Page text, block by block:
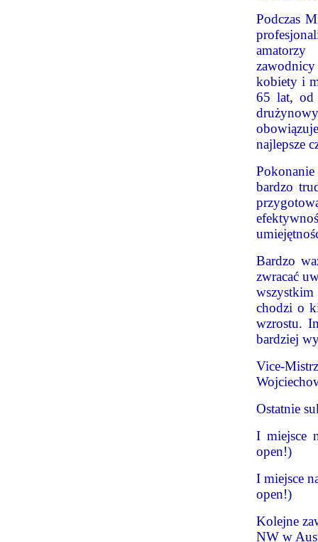
Podczas
kobiety i
65 lat,
najlepsze
bardzo
Bardzo
zwracać
chodzi o
wzrostu.
bardziej
Vice-
Ostatnie
I miejsce
open!)
I miejsce
open!)
Kolejne
NW w